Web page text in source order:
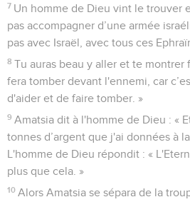
7 Un homme de Dieu vint le trouver
pas accompagner d’une armée
pas avec Israël, avec tous ces
8 Tu auras beau y aller et te montrer
fera tomber devant l'ennemi, car
d'aider et de faire tomber. »
9 Amatsia dit à l'homme de Dieu : «
tonnes d’argent que j'ai données à
L'homme de Dieu répondit : «
plus que cela. »
10 Alors Amatsia se sépara de la